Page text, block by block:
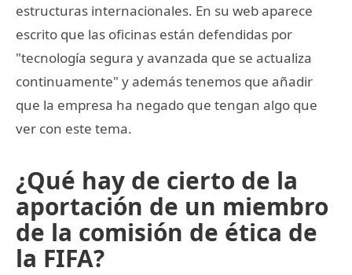
estructuras internacionales. En su web aparece
escrito que las oficinas están defendidas por
"tecnología segura y avanzada que se actualiza
continuamente" y además tenemos que añadir
que la empresa ha negado que tengan algo que
ver con este tema.
¿Qué hay de cierto de la
aportación de un miembro
de la comisión de ética de
la FIFA?